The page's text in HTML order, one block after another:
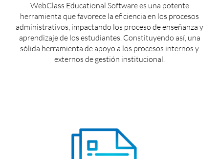
WebClass Educational Software es una potente
herramienta que favorece la eficiencia en los procesos
administrativos, impactando los proceso de enseñanza y
aprendizaje de los estudiantes. Constituyendo así, una
sólida herramienta de apoyo a los procesos internos y
externos de gestión institucional.